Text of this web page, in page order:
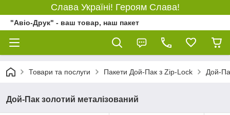
Слава Україні! Героям Слава!
"Авіо-Друк" - ваш товар, наш пакет
Товари та послуги Пакети Дой-Пак з Zip-Lock Дой-
Дой-Пак золотий металізований